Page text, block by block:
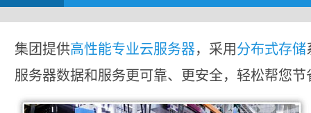
集团提供高性能专业云服务器，采用分布式存储
服务器数据和服务更可靠、更安全，轻松帮您节